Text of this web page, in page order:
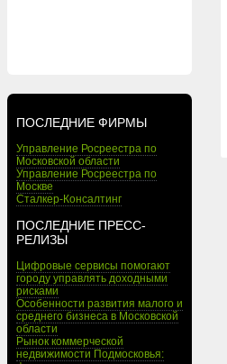
ПОСЛЕДНИЕ ФИРМЫ
Управление Росреестра по
Московской области
Управление Росреестра по
Москве
Сталкер-Консалтинг
ПОСЛЕДНИЕ ПРЕСС-
РЕЛИЗЫ
Цифровые сервисы помогают
городу управлять доходными
рисками
Особенности развития малого и
среднего бизнеса в Московской
области
Рынок коммерческой
недвижимости Подмосковья: